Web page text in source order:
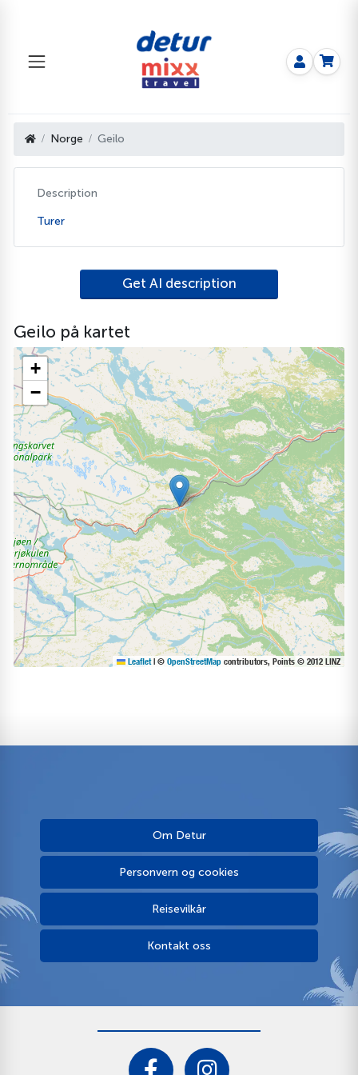
Norge Geilo
Description
Turer
Get AI description
Geilo på kartet
+
−
Leaflet |© OpenStreetMapcontributors, Points © 2012 LINZ
Om Detur
Personvern og cookies
Reisevilkår
Kontakt oss